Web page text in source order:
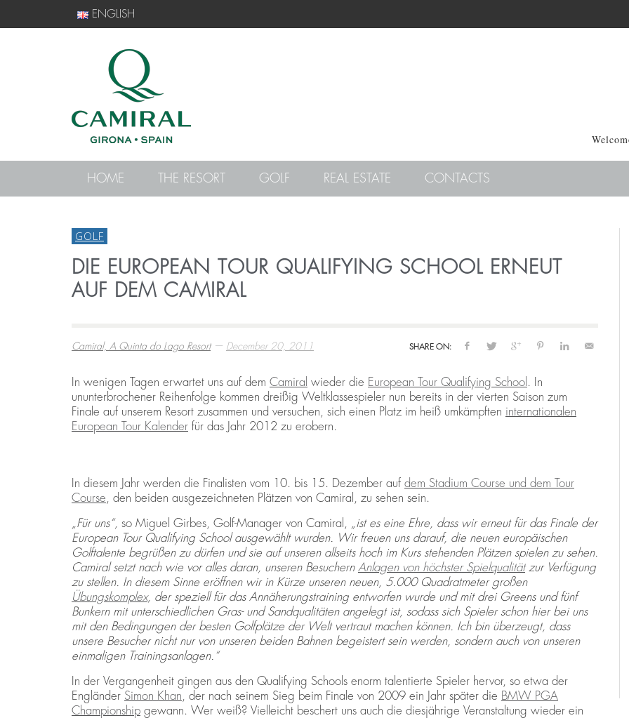
ENGLISH
HOME THE RESORT
CAMIRAL, A QUINTA DO LAGO RESORT DECEMBER 15, 2025 CAMIRAL, A QUINTA DO LAGO RESORT DECEMBER 15, 2025
GOLF
CAMIRAL, A QUINTA DO LAGO RESORT DECEMBER 5, 2025
CAMIRAL TO HOST THE 2031 EDITION
CAMIRAL, A QUINTA DO LAGO RESORT ,AUGUST 4, 2025
REAL ESTATE
CAMIRAL, A QUINTA DO LAGO RESORT DECEMBER 5, 2025
CAMIRAL TO HOST THE 2031 EDITION
CAMIRAL, A QUINTA DO LAGO RESORT ,AUGUST 4, 2025
CONTACTS
GOLF
DIE EUROPEAN TOUR QUALIFYING SCHOOL ERNEUT
AUF DEM CAMIRAL
SHARE ON:
Camiral, A Quinta do Lago Resort— December 20, 2011
In wenigen Tagen erwartet uns auf dem Camiral wieder die European Tour Qualifying School . In
ununterbrochener Reihenfolge kommen dreißig Weltklassespieler nun bereits in der vierten Saison zum
Finale auf unserem Resort zusammen und versuchen, sich einen Platz im heiß umkämpften internationalen
European Tour Kalender für das Jahr 2012 zu erobern.
In diesem Jahr werden die Finalisten vom 10. bis 15. Dezember auf dem Stadium Course und dem Tour
Course , den beiden ausgezeichneten Plätzen von Camiral, zu sehen sein.
„Für uns“, so Miguel Girbes, Golf-Manager von Camiral,
„ist es eine Ehre, dass wir erneut für das Finale der
European Tour Qualifying School ausgewählt wurden. Wir freuen uns darauf, die neuen europäischen
Golftalente begrüßen zu dürfen und sie auf unseren allseits hoch im Kurs stehenden Plätzen spielen zu sehen.
Camiral setzt nach wie vor alles daran, unseren Besuchern Anlagen von höchster Spielqualität zur Verfügung
zu stellen. In diesem Sinne eröffnen wir in Kürze unseren neuen, 5.000 Quadratmeter großen
Übungskomplex, der speziell für das Annäherungstraining entworfen wurde und mit drei Greens und fünf
Bunkern mit unterschiedlichen Gras‑ und Sandqualitäten angelegt ist, sodass sich Spieler schon hier bei uns
mit den Bedingungen der besten Golfplätze der Welt vertraut machen können. Ich bin überzeugt, dass
unsere Besucher nicht nur von unseren beiden Bahnen begeistert sein werden, sondern auch von unseren
einmaligen Trainingsanlagen.“
In der Vergangenheit gingen aus den Qualifying Schools enorm talentierte Spieler hervor, so etwa der
Engländer Simon Khan , der nach seinem Sieg beim Finale von 2009 ein Jahr später die BMW PGA
Championship gewann. Wer weiß? Vielleicht beschert uns auch die diesjährige Veranstaltung wieder ein